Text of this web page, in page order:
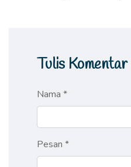
Tulis Komentar
Nama *
Pesan *